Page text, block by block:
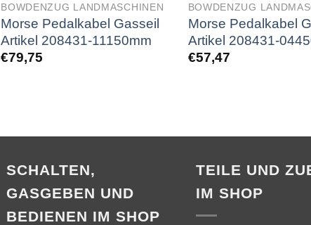
BOWDENZUG LANDMASCHINEN
Morse Pedalkabel Gasseil
Artikel 208431-11150mm
€79,75
BOWDENZUG
Morse Pedalkabel
Artikel 208431-
€57,47
SCHALTEN,
GASGEBEN UND
BEDIENEN IM SHOP
TEILE UND
IM SHOP